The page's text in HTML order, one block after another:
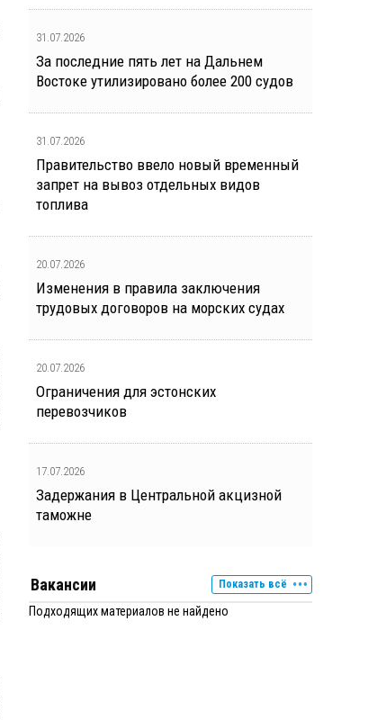
31.07.2026
За последние пять лет на Дальнем
Востоке утилизировано более 200 судов
31.07.2026
Правительство ввело новый временный
запрет на вывоз отдельных видов
топлива
20.07.2026
Изменения в правила заключения
трудовых договоров на морских судах
20.07.2026
Ограничения для эстонских
перевозчиков
17.07.2026
Задержания в Центральной акцизной
таможне
Вакансии Показать всё
Подходящих материалов не найдено